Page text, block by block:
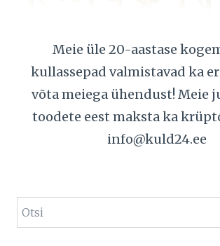
Meie üle 20-aastase
kullassepad valmistavad ka
võta meiega ühendust! Meie
toodete eest maksta ka
info@kuld24.ee